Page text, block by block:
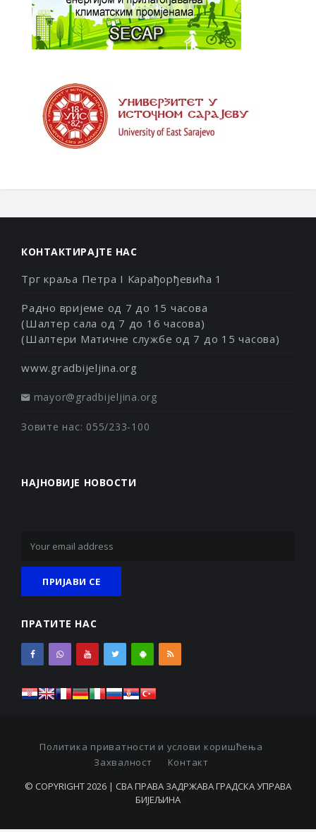
КОНТАКТИРАЈТЕ НАС
Трг краља Петра I Карађорђевића 1
Радно вријеме од 7 до 15 часова
(Шалтер сала од 7 до 16 часова)
(Шалтери Матичне службе од 7 до 15 часова)
www.gradbijeljina.org
mayor@gradbijeljina.org
Зовите нас: 055/233-100
НАЈНОВИЈЕ НОВОСТИ
ПРАТИТЕ НАС
Политика приватности и услови коришћења
Захвалност
Контакт
© COPYRIGHT 2026 | СВА ПРАВА ЗАДРЖАВА ГРАДСКА УПРАВА
БИЈЕЉИНА